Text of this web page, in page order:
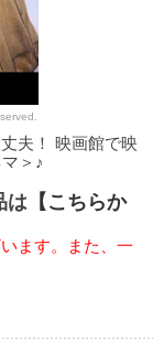
夫！ 映画館で映
＞♪
は 【こちらか
ます。また、一